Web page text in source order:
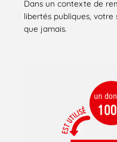
Dans un contexte de
libertés publiques, votre
que jamais.